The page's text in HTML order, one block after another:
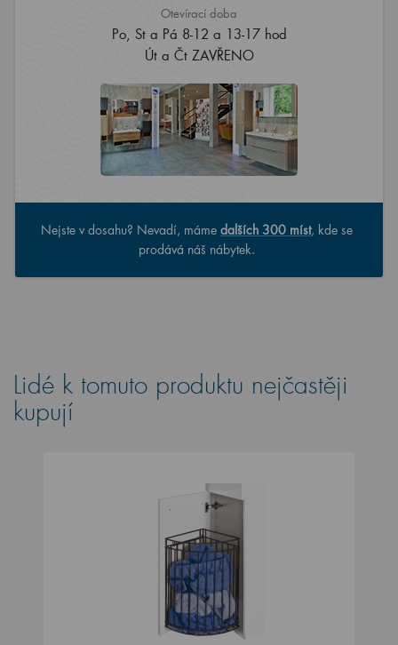
Otevírací doba
Po, St a Pá 8-12 a 13-17 hod
Út a Čt ZAVŘENO
Nejste v dosahu? Nevadí, máme dalších 300 míst, kde se
prodává náš nábytek.
Lidé k tomuto produktu nejčastěji
kupují